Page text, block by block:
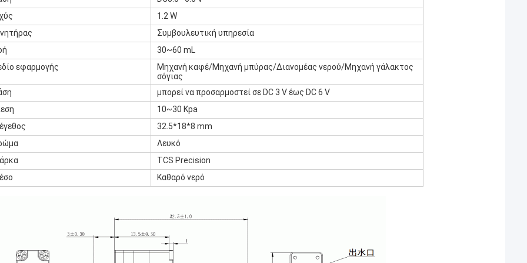
1.2 W
Συμβουλευτική υπηρεσία
30~60 mL
εφαρμογής
Μηχανή καφέ/Μηχανή μπύρας/Διανομέας νερού/Μηχανή γάλακτος
σόγιας
μπορεί να προσαρμοστεί σε DC 3 V έως DC 6 V
10~30 Kpa
32.5*18*8 mm
Λευκό
TCS Precision
Καθαρό νερό